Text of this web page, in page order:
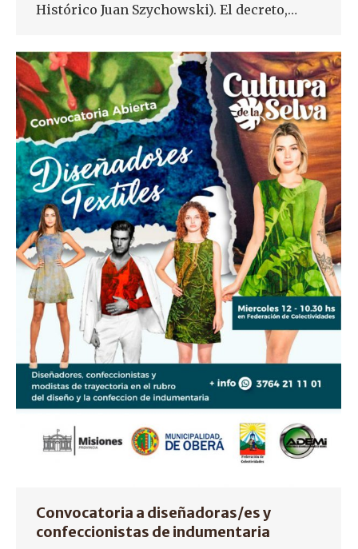
Histórico Juan Szychowski). El decreto,…
Convocatoria a diseñadoras/es y
confeccionistas de indumentaria